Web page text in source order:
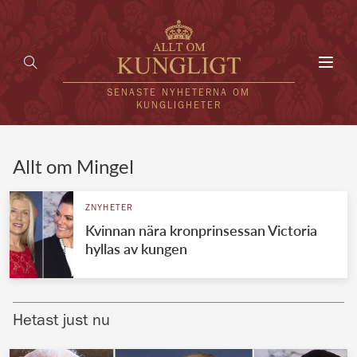
SENASTE NYHETERNA OM
KUNGLIGHETER
UTLÄNDSKT
VÄRLDENS KUNGAHUS
Brittiska kungahuset
Allt om Mingel
ZNYHETER
Kvinnan nära kronprinsessan Victoria
hyllas av kungen
Hetast just nu